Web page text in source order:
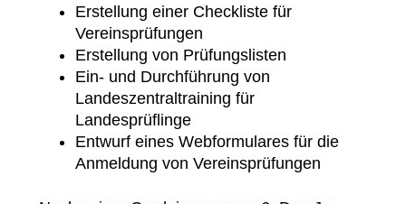
Erstellung einer Checkliste für
Vereinsprüfungen
Erstellung von Prüfungslisten
Ein- und Durchführung von
Landeszentraltraining für
Landesprüflinge
Entwurf eines Webformulares für die
Anmeldung von Vereinsprüfungen